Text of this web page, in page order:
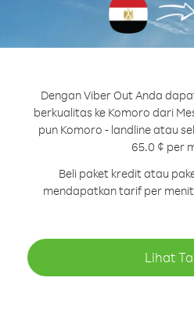
Dengan Viber Out Anda
berkualitas ke Komoro dari
pun Komoro - landline atau
65.0 ¢ per
Beli paket kredit atau
mendapatkan tarif per
Lihat